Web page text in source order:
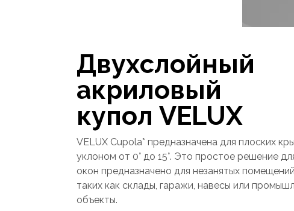
Двухслойный
акриловый
купол VELUX
VELUX Cupola* предназначена для плоских
уклоном от 0° до 15°. Это простое решение
окон предназначено для незанятых
таких как склады, гаражи, навесы или
объекты.